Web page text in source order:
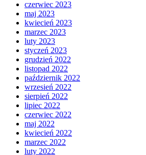
czerwiec 2023
maj 2023
kwiecień 2023
marzec 2023
luty 2023
styczeń 2023
grudzień 2022
listopad 2022
październik 2022
wrzesień 2022
sierpień 2022
lipiec 2022
czerwiec 2022
maj 2022
kwiecień 2022
marzec 2022
luty 2022